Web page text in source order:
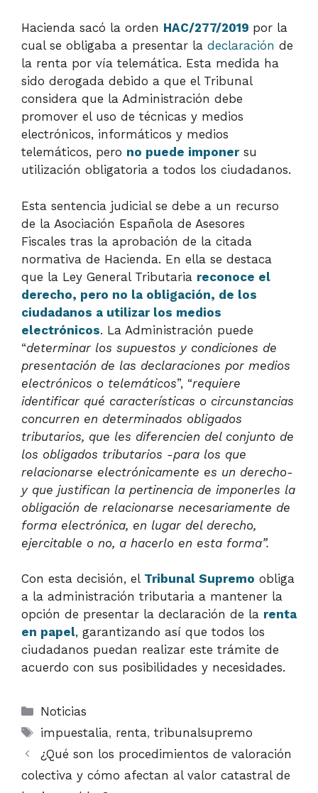
Hacienda sacó la orden HAC/277/2019 por la
cual se obligaba a presentar la declaración de
la renta por vía telemática. Esta medida ha
sido derogada debido a que el Tribunal
considera que la Administración debe
promover el uso de técnicas y medios
electrónicos, informáticos y medios
telemáticos, pero no puede imponersu
utilización obligatoria a todos los ciudadanos.
Esta sentencia judicial se debe a un recurso
de la Asociación Española de Asesores
Fiscales tras la aprobación de la citada
normativa de Hacienda. En ella se destaca
que la Ley General Tributaria reconoce el
derecho, pero no la obligación, de los
ciudadanos a utilizar los medios
electrónicos. La Administración puede
“determinar los supuestos y condiciones de
presentación de las declaraciones por medios
electrónicos o telemáticos”, “requiere
identificar qué características o circunstancias
concurren en determinados obligados
tributarios, que les diferencien del conjunto de
los obligados tributarios -para los que
relacionarse electrónicamente es un derecho-
y que justifican la pertinencia de imponerles la
obligación de relacionarse necesariamente de
forma electrónica, en lugar del derecho,
ejercitable o no, a hacerlo en esta forma”.
Con esta decisión, el Tribunal Supremo obliga
a la administración tributaria a mantener la
opción de presentar la declaración de la renta
en papel, garantizando así que todos los
ciudadanos puedan realizar este trámite de
acuerdo con sus posibilidades y necesidades.
Categorías
Noticias
Etiquetas
impuestalia, renta,tribunalsupremo
¿Qué son los procedimientos de valoración
colectiva y cómo afectan al valor catastral de